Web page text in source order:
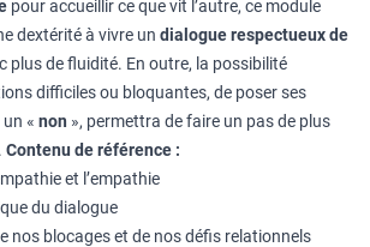
pour accueillir ce que vit l’autre, ce module
dextérité à vivre un dialogue respectueux de
plus de fluidité. En outre, la possibilité
difficiles ou bloquantes, de poser ses
« non », permettra de faire un pas de plus
Contenu de référence :
et l’empathie
du dialogue
nos blocages et de nos défis relationnels